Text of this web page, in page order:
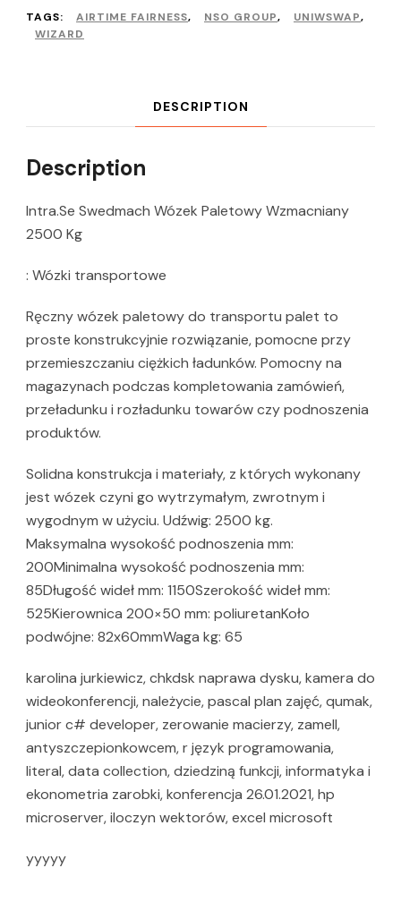
TAGS:
AIRTIME FAIRNESS, NSO GROUP, UNIWSWAP,
WIZARD
DESCRIPTION
Description
Intra.Se Swedmach Wózek Paletowy Wzmacniany
2500 Kg
: Wózki transportowe
Ręczny wózek paletowy do transportu palet to
proste konstrukcyjnie rozwiązanie, pomocne przy
przemieszczaniu ciężkich ładunków. Pomocny na
magazynach podczas kompletowania zamówień,
przeładunku i rozładunku towarów czy podnoszenia
produktów.
Solidna konstrukcja i materiały, z których wykonany
jest wózek czyni go wytrzymałym, zwrotnym i
wygodnym w użyciu. Udźwig: 2500 kg.
Maksymalna wysokość podnoszenia mm:
200Minimalna wysokość podnoszenia mm:
85Długość wideł mm: 1150Szerokość wideł mm:
525Kierownica 200×50 mm: poliuretanKoło
podwójne: 82x60mmWaga kg: 65
karolina jurkiewicz, chkdsk naprawa dysku, kamera do
wideokonferencji, należycie, pascal plan zajęć, qumak,
junior c# developer, zerowanie macierzy, zamell,
antyszczepionkowcem, r język programowania,
literal, data collection, dziedziną funkcji, informatyka i
ekonometria zarobki, konferencja 26.01.2021, hp
microserver, iloczyn wektorów, excel microsoft
yyyyy